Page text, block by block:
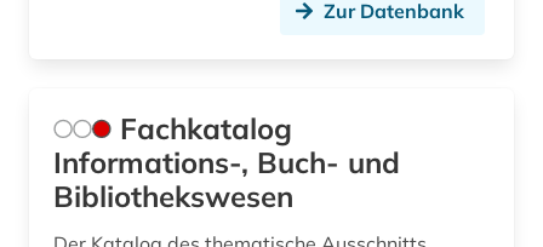
Zur Datenbank
Fachkatalog
Informations-, Buch- und
Bibliothekswesen